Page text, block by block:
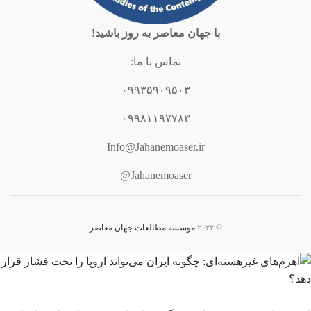
با جهان معاصر به روز باشید!
تماس با ما:
۰۹۹۳۵۹۰۹۵۰۳
۰۹۹۸۱۱۹۷۷۸۳
Info@Jahanemoaser.ir
Jahanemoaser@
© ۲۰۲۲ موسسه مطالعات جهان معاصر